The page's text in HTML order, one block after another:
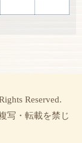
Reserved.
写・転載を禁じ